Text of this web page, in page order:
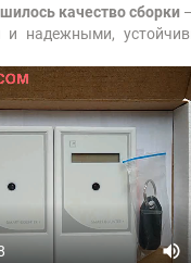
качество сборки
и надежными,